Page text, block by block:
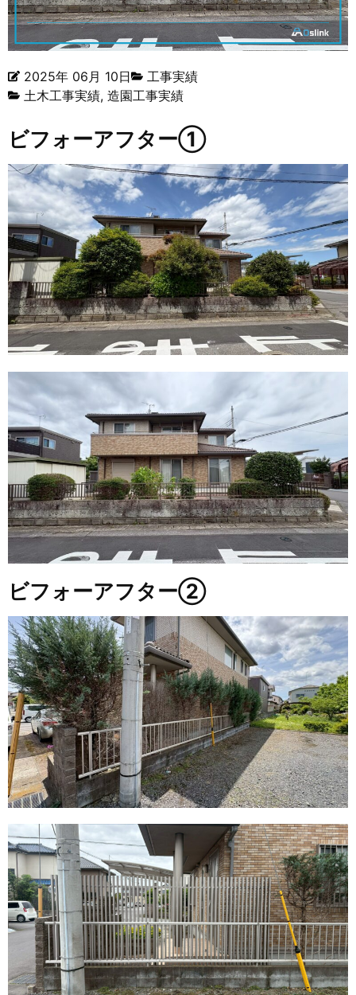
2025年 06月 10日
工事実績
土木工事実績, 造園工事実績
ビフォーアフター①
ビフォーアフター②